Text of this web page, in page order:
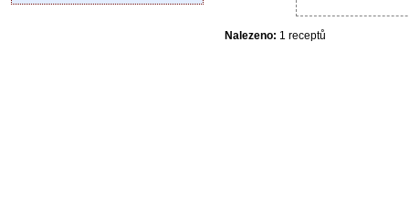
Nalezeno: 1 receptů